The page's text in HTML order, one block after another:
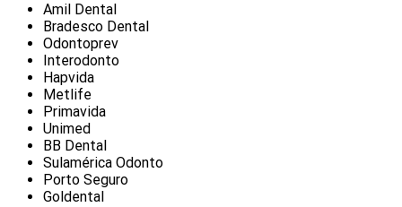
Amil Dental
Bradesco Dental
Odontoprev
Interodonto
Hapvida
Metlife
Primavida
Unimed
BB Dental
Sulamérica Odonto
Porto Seguro
Goldental